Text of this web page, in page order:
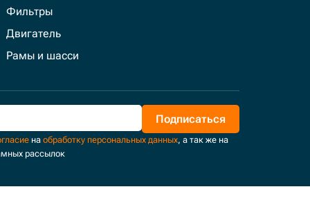
Фильтры
Двигатель
Рамы и шасси
Подписаться
на обработку персональных данных, а так же на
рассылок